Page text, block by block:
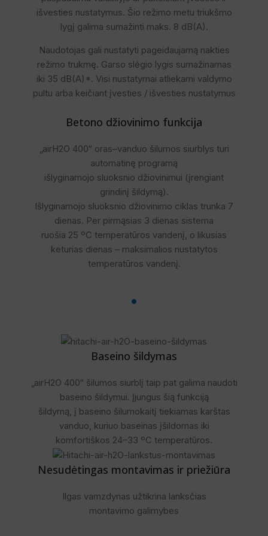
išvesties nustatymus. Šio režimo metu triukšmo
lygį galima sumažinti maks. 8 dB(A).
Naudotojas gali nustatyti pageidaujamą nakties
režimo trukmę. Garso slėgio lygis sumažinamas
iki 35 dB(A)*. Visi nustatymai atliekami valdymo
pultu arba keičiant įvesties / išvesties nustatymus
Betono džiovinimo funkcija
„airH2O 400“ oras–vanduo šilumos siurblys turi
automatinę programą
išlyginamojo sluoksnio džiovinimui (įrengiant
grindinį šildymą).
Išlyginamojo sluoksnio džiovinimo ciklas trunka 7
dienas. Per pirmąsias 3 dienas sistema
ruošia 25 ºC temperatūros vandenį, o likusias
keturias dienas – maksimalios nustatytos
temperatūros vandenį.
Baseino šildymas
„airH2O 400“ šilumos siurblį taip pat galima naudoti
baseino šildymui. Įjungus šią funkciją
šildymą, į baseino šilumokaitį tiekiamas karštas
vanduo, kuriuo baseinas įšildomas iki
komfortiškos 24–33 ºC temperatūros.
Nesudėtingas montavimas ir priežiūra
Ilgas vamzdynas užtikrina lanksčias
montavimo galimybes